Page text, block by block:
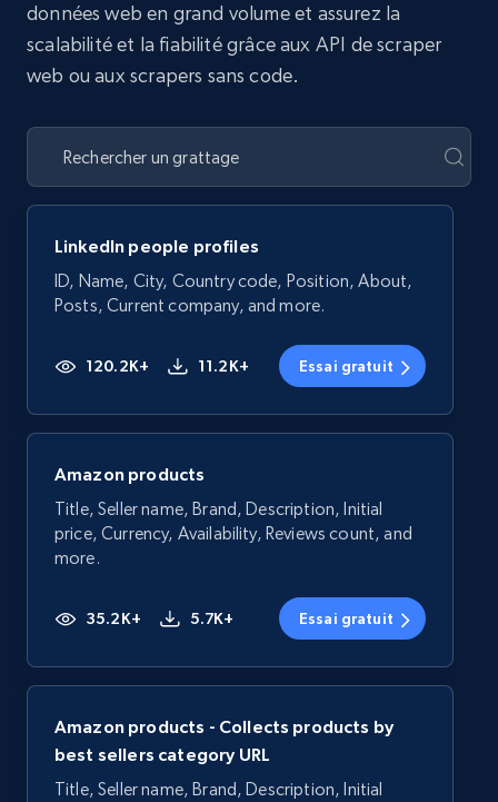
données web en grand volume et assurez la
scalabilité et la fiabilité grâce aux API de scraper
web ou aux scrapers sans code.
LinkedIn people profiles
ID, Name, City, Country code, Position, About,
Posts, Current company, and more.
120.2K+ 11.2K+ Essai gratuit
Amazon products
Title, Seller name, Brand, Description, Initial
price, Currency, Availability, Reviews count, and
more.
35.2K+ 5.7K+ Essai gratuit
Amazon products - Collects products by
best sellers category URL
Title, Seller name, Brand, Description, Initial